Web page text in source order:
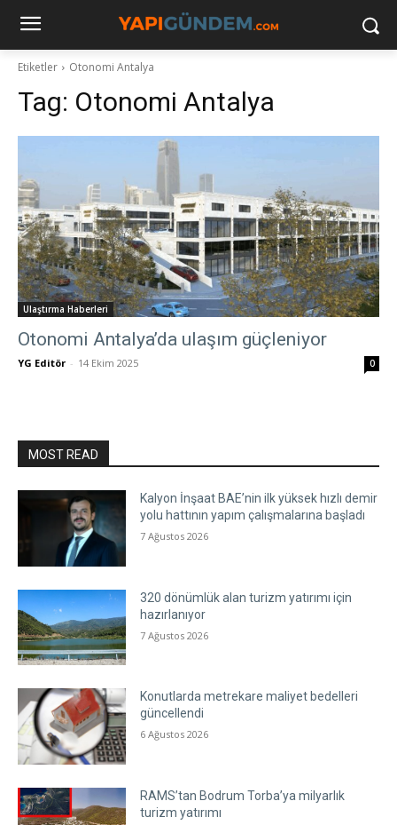
Etiketler Otonomi Antalya
Tag: Otonomi Antalya
Ulaştırma Haberleri
Otonomi Antalya’da ulaşım güçleniyor
YG Editör - 14 Ekim 2025 0
MOST READ
Kalyon İnşaat BAE’nin ilk yüksek hızlı demir
yolu hattının yapım çalışmalarına başladı
7 Ağustos 2026
320 dönümlük alan turizm yatırımı için
hazırlanıyor
7 Ağustos 2026
Konutlarda metrekare maliyet bedelleri
güncellendi
6 Ağustos 2026
RAMS’tan Bodrum Torba’ya milyarlık
turizm yatırımı